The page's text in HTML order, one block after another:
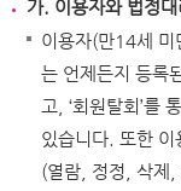
가. 이용자와 법정대
이용자(만14세 미
는 언제든지 등록
고, ‘회원탈회’를
있습니다. 또한 이
(열람, 정정, 삭제,